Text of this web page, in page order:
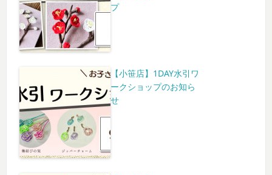
プ
【小笹店】1DAY水引ワ
ークショップのお知ら
せ